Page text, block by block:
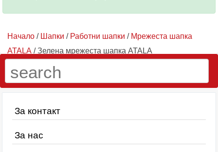
Начало / Шапки / Работни шапки / Мрежеста шапка
ATALA / Зелена мрежеста шапка ATALA
За контакт
За нас